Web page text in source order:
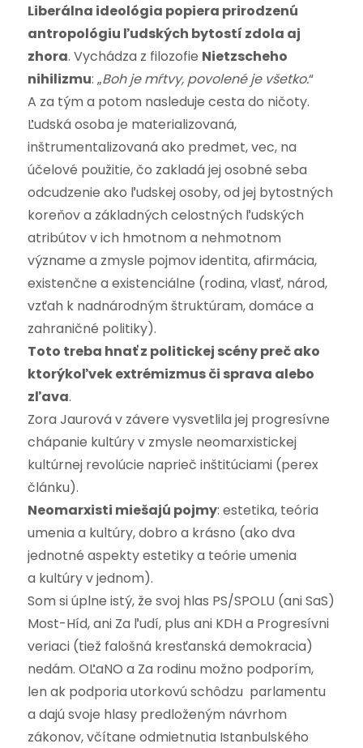
Liberálna ideológia popiera prirodzenú
antropológiu ľudských bytostí zdola aj
zhora. Vychádza z filozofie Nietzscheho
nihilizmu: „Boh je mŕtvy, povolené je všetko.“
A za tým a potom nasleduje cesta do ničoty.
Ľudská osoba je materializovaná,
inštrumentalizovaná ako predmet, vec, na
účelové použitie, čo zakladá jej osobné seba
odcudzenie ako ľudskej osoby, od jej bytostných
koreňov a základných celostných ľudských
atribútov v ich hmotnom a nehmotnom
význame a zmysle pojmov identita, afirmácia,
existenčne a existenciálne (rodina, vlasť, národ,
vzťah k nadnárodným štruktúram, domáce a
zahraničné politiky).
Toto treba hnať z politickej scény preč ako
ktorýkoľvek extrémizmus či sprava alebo
zľava.
Zora Jaurová v závere vysvetlila jej progresívne
chápanie kultúry v zmysle neomarxistickej
kultúrnej revolúcie naprieč inštitúciami (perex
článku).
Neomarxisti miešajú pojmy: estetika, teória
umenia a kultúry, dobro a krásno (ako dva
jednotné aspekty estetiky a teórie umenia
a kultúry v jednom).
Som si úplne istý, že svoj hlas PS/SPOLU (ani SaS)
Most-Híd, ani Za ľudí, plus ani KDH a Progresívni
veriaci (tiež falošná kresťanská demokracia)
nedám. OĽaNO a Za rodinu možno podporím,
len ak podporia utorkovú schôdzu parlamentu
a dajú svoje hlasy predloženým návrhom
zákonov, včítane odmietnutia Istanbulského